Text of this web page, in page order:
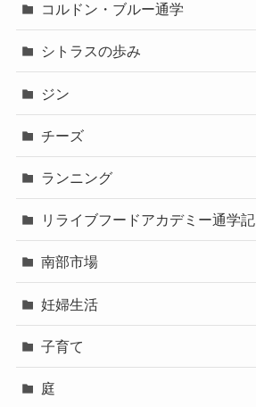
コルドン・ブルー通学
シトラスの歩み
ジン
チーズ
ランニング
リライブフードアカデミー通学記
南部市場
妊婦生活
子育て
庭